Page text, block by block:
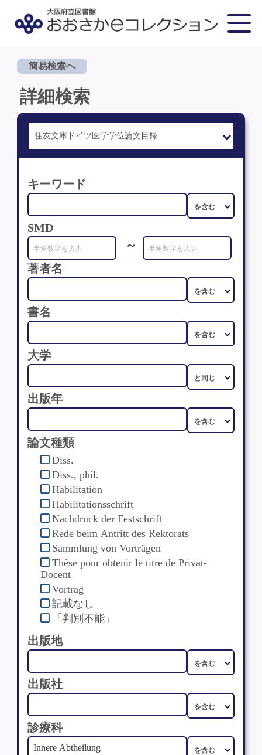
簡易検索へ
詳細検索
キーワード
SMD
～
著者名
書名
大学
出版年
論文種類
Diss.
Diss., phil.
Habilitation
Habilitationsschrift
Nachdruck der Festschrift
Rede beim Antritt des Rektorats
Sammlung von Vorträgen
Thèse pour obtenir le titre de Privat-
Docent
Vortrag
記載なし
「判別不能」
出版地
出版社
診療科